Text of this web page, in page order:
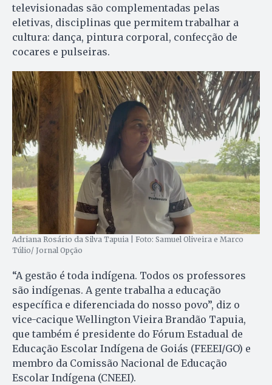
televisionadas são complementadas pelas
eletivas, disciplinas que permitem trabalhar a
cultura: dança, pintura corporal, confecção de
cocares e pulseiras.
Adriana Rosário da Silva Tapuia | Foto: Samuel Oliveira e Marco
Túlio/ Jornal Opção
“A gestão é toda indígena. Todos os professores
são indígenas. A gente trabalha a educação
específica e diferenciada do nosso povo”, diz o
vice-cacique Wellington Vieira Brandão Tapuia,
que também é presidente do Fórum Estadual de
Educação Escolar Indígena de Goiás (FEEEI/GO) e
membro da Comissão Nacional de Educação
Escolar Indígena (CNEEI).